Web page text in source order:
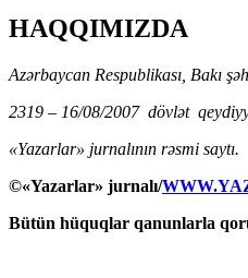
HAQQIMIZDA
Azərbaycan Respublikası, Bakı
2319 – 16/08/2007 dövlət
«Yazarlar» jurnalının rəsmi saytı.
©«Yazarlar» jurnalı/
Bütün hüquqlar qanunlarla